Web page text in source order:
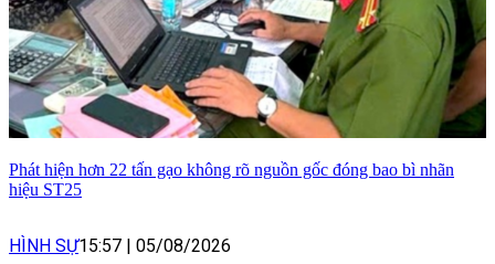
Phát hiện hơn 22 tấn gạo không rõ nguồn gốc đóng bao bì nhãn
hiệu ST25
HÌNH SỰ15:57 | 05/08/2026